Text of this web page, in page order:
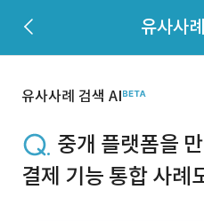
유사사
유사사례 검색 AI
중개 플랫폼을
결제 기능 통합 사례